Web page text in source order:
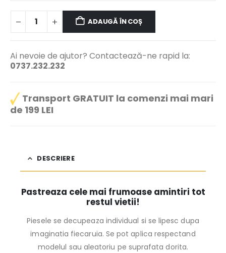
ADAUGĂ ÎN COȘ
Ai nevoie de ajutor? Contactează-ne rapid la:
0737.232.232
Transport GRATUIT la comenzi mai mari
de 199 LEI
DESCRIERE
Pastreaza cele mai frumoase amintiri tot
restul vietii!
Piesele se decupeaza individual si se lipesc dupa
imaginatia fiecaruia. Se pot aplica respectand
modelul sau aleatoriu pe suprafata dorita.